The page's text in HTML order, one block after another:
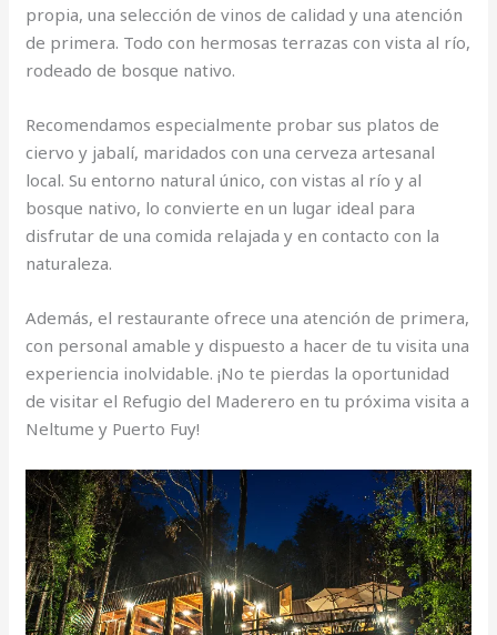
propia, una selección de vinos de calidad y una atención
de primera. Todo con hermosas terrazas con vista al río,
rodeado de bosque nativo.
Recomendamos especialmente probar sus platos de
ciervo y jabalí, maridados con una cerveza artesanal
local. Su entorno natural único, con vistas al río y al
bosque nativo, lo convierte en un lugar ideal para
disfrutar de una comida relajada y en contacto con la
naturaleza.
Además, el restaurante ofrece una atención de primera,
con personal amable y dispuesto a hacer de tu visita una
experiencia inolvidable. ¡No te pierdas la oportunidad
de visitar el Refugio del Maderero en tu próxima visita a
Neltume y Puerto Fuy!